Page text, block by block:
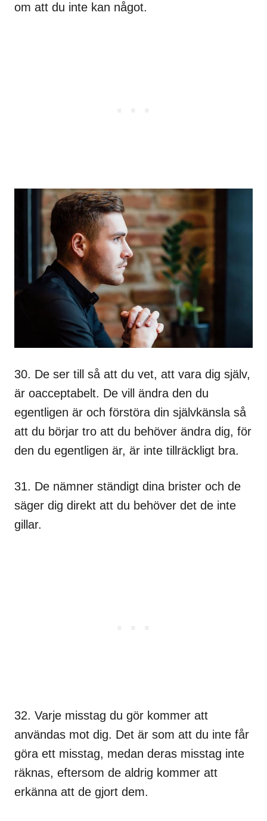
om att du inte kan något.
30. De ser till så att du vet, att vara dig själv,
är oacceptabelt. De vill ändra den du
egentligen är och förstöra din självkänsla så
att du börjar tro att du behöver ändra dig, för
den du egentligen är, är inte tillräckligt bra.
31. De nämner ständigt dina brister och de
säger dig direkt att du behöver det de inte
gillar.
32. Varje misstag du gör kommer att
användas mot dig. Det är som att du inte får
göra ett misstag, medan deras misstag inte
räknas, eftersom de aldrig kommer att
erkänna att de gjort dem.